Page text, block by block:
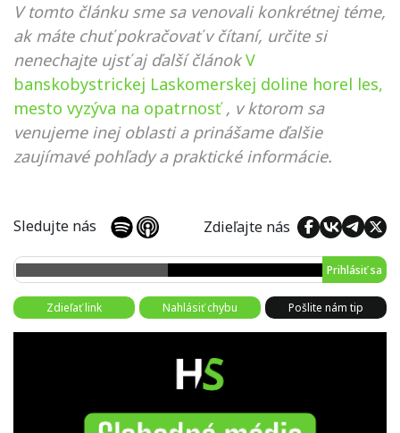
V tomto článku sme sa venovali konkrétnej téme,
ak máte chuť pokračovať v čítaní, určite si
nenechajte ujsť aj ďalší článok V
banskobystrickej Laskomerskej doline horel les,
mesto vyzýva na opatrnosť , v ktorom sa
venujeme inej oblasti a prinášame ďalšie
zaujímavé pohľady a praktické informácie.
Sledujte nás Zdieľajte nás
Prihlásiť sa
Zdieľať link Nahlásiť chybu Pošlite nám tip